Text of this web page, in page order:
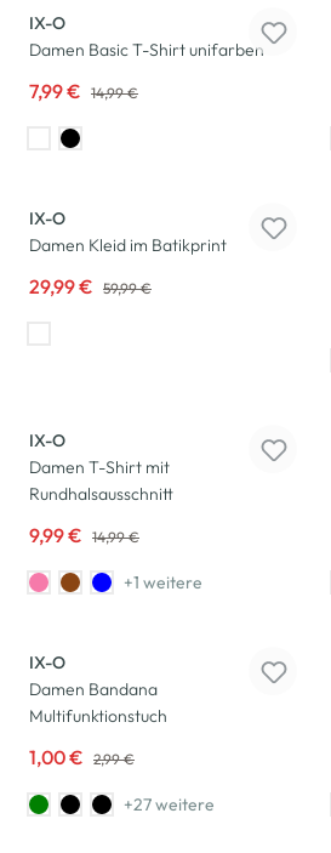
IX-O
Damen Basic T-Shirt unifarben
7,99 € 14,99 €
IX-O
Damen Kleid im Batikprint
29,99 € 59,99 €
IX-O
Damen T-Shirt mit
Rundhalsausschnitt
9,99 € 14,99 €
+1 weitere
IX-O
Damen Bandana
Multifunktionstuch
1,00 € 2,99 €
+27 weitere